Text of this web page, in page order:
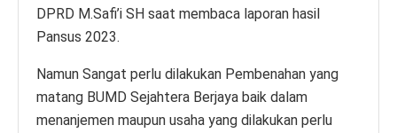
DPRD M.Safi’i SH saat membaca laporan hasil
Pansus 2023.
Namun Sangat perlu dilakukan Pembenahan yang
matang BUMD Sejahtera Berjaya baik dalam
menanjemen maupun usaha yang dilakukan perlu